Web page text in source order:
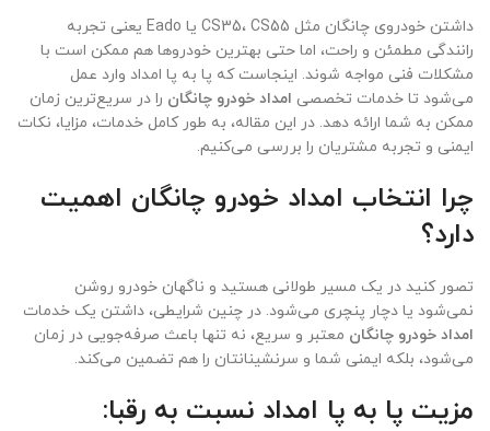
داشتن خودروی چانگان مثل CS35، CS55 یا Eado یعنی تجربه
رانندگی مطمئن و راحت، اما حتی بهترین خودروها هم ممکن است با
مشکلات فنی مواجه شوند. اینجاست که پا به پا امداد وارد عمل
می‌شود تا خدمات تخصصی امداد خودرو چانگان را در سریع‌ترین زمان
ممکن به شما ارائه دهد. در این مقاله، به طور کامل خدمات، مزایا، نکات
ایمنی و تجربه مشتریان را بررسی می‌کنیم.
چرا انتخاب امداد خودرو چانگان اهمیت
دارد؟
تصور کنید در یک مسیر طولانی هستید و ناگهان خودرو روشن
نمی‌شود یا دچار پنچری می‌شود. در چنین شرایطی، داشتن یک خدمات
امداد خودرو چانگان معتبر و سریع، نه تنها باعث صرفه‌جویی در زمان
می‌شود، بلکه ایمنی شما و سرنشینانتان را هم تضمین می‌کند.
مزیت پا به پا امداد نسبت به رقبا: